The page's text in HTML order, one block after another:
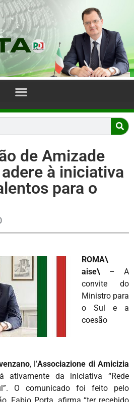
de Amizade
à iniciativa
para o
ROMA\
aise\ – A
convite do
Ministro para
o Sul e a
coesão
, l’Associazione di Amicizia
ativamente da iniciativa “Rede
O comunicado foi feito pelo